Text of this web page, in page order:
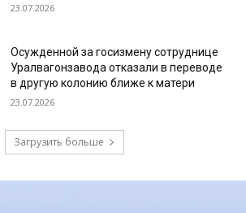
23.07.2026
Осужденной за госизмену сотруднице
Уралвагонзавода отказали в переводе
в другую колонию ближе к матери
23.07.2026
Загрузить больше